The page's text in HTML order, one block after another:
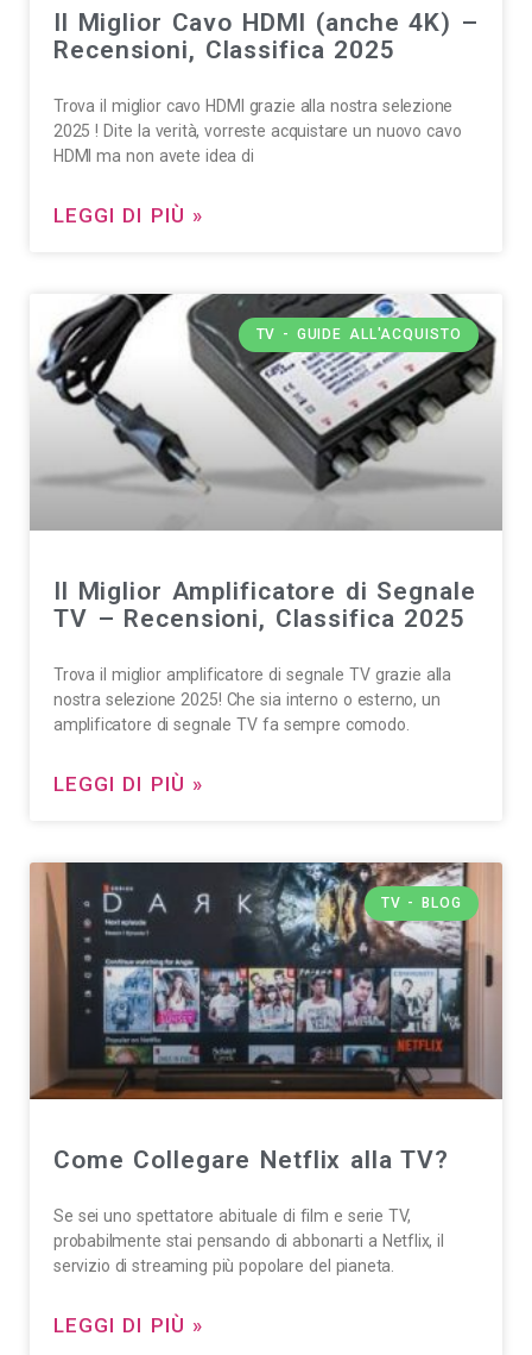
Il Miglior Cavo HDMI (anche 4K) –
Recensioni, Classifica 2025
Trova il miglior cavo HDMI grazie alla nostra selezione
2025 ! Dite la verità, vorreste acquistare un nuovo cavo
HDMI ma non avete idea di
LEGGI DI PIÙ »
TV - GUIDE ALL'ACQUISTO
Il Miglior Amplificatore di Segnale
TV – Recensioni, Classifica 2025
Trova il miglior amplificatore di segnale TV grazie alla
nostra selezione 2025! Che sia interno o esterno, un
amplificatore di segnale TV fa sempre comodo.
LEGGI DI PIÙ »
TV - BLOG
Come Collegare Netflix alla TV?
Se sei uno spettatore abituale di film e serie TV,
probabilmente stai pensando di abbonarti a Netflix, il
servizio di streaming più popolare del pianeta.
LEGGI DI PIÙ »